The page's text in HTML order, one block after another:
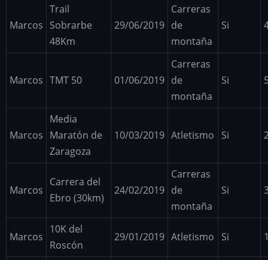
Marcos
Trail
Sobrarbe
48Km
29/06/2019
Carreras
de
montaña
Si
Marcos TMT 50 01/06/2019
Carreras
de
montaña
Si
Marcos
Media
Maratón de
Zaragoza
10/03/2019 Atletismo Si
Marcos
Carrera del
Ebro (30km)
24/02/2019
Carreras
de
montaña
Si
Marcos
10K del
Roscón
29/01/2019 Atletismo Si